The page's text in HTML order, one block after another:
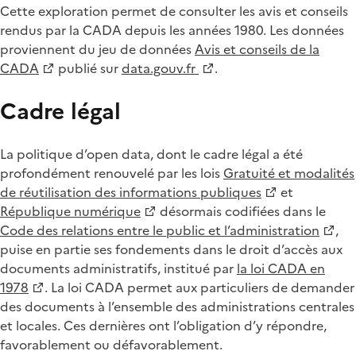
Cette exploration permet de consulter les avis et conseils
rendus par la CADA depuis les années 1980. Les données
proviennent du jeu de donnéesAvis et conseils de la
CADA
publié surdata.gouv.fr .
Cadre légal
La politique d’open data, dont le cadre légal a été
profondément renouvelé par les loisGratuité et modalités
de réutilisation des informations publiques
et
République numérique
désormais codifiées dans le
Code des relations entre le public et l’administration
,
puise en partie ses fondements dans le droit d’accès aux
documents administratifs, institué par la loi CADA en
1978
. La loi CADA permet aux particuliers de demander
des documents à l’ensemble des administrations centrales
et locales. Ces dernières ont l’obligation d’y répondre,
favorablement ou défavorablement.